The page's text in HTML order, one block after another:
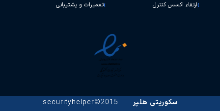
ارتقاء اکسس کنترل
تعمیرات و پشتیبانی
سکوریتی هلپر